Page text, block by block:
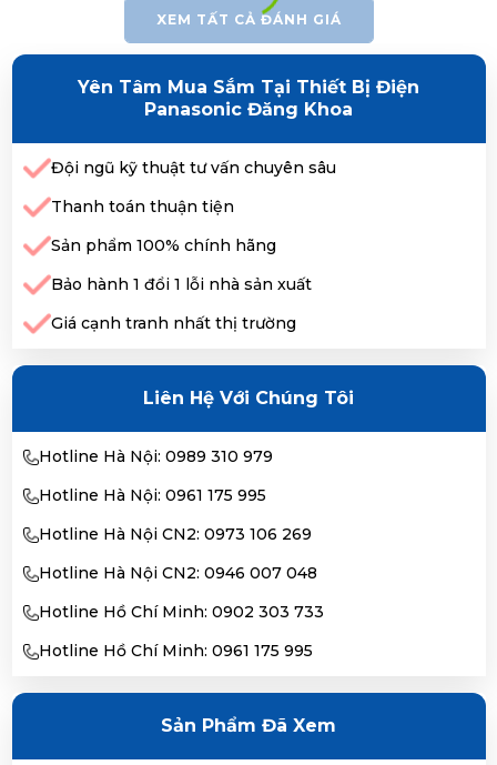
XEM TẤT CẢ ĐÁNH GIÁ
Yên Tâm Mua Sắm Tại Thiết Bị Điện
Panasonic Đăng Khoa
Đội ngũ kỹ thuật tư vấn chuyên sâu
Thanh toán thuận tiện
Sản phẩm 100% chính hãng
Bảo hành 1 đổi 1 lỗi nhà sản xuất
Giá cạnh tranh nhất thị trường
Liên Hệ Với Chúng Tôi
Hotline Hà Nội: 0989 310 979
Hotline Hà Nội: 0961 175 995
Hotline Hà Nội CN2: 0973 106 269
Hotline Hà Nội CN2: 0946 007 048
Hotline Hồ Chí Minh: 0902 303 733
Hotline Hồ Chí Minh: 0961 175 995
Sản Phẩm Đã Xem